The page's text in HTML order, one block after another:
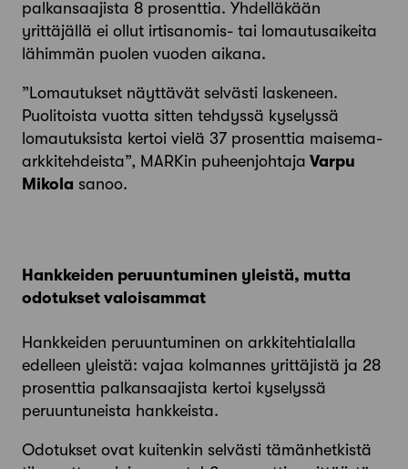
palkansaajista 8 prosenttia. Yhdelläkään
yrittäjällä ei ollut irtisanomis- tai lomautusaikeita
lähimmän puolen vuoden aikana.
”Lomautukset näyttävät selvästi laskeneen.
Puolitoista vuotta sitten tehdyssä kyselyssä
lomautuksista kertoi vielä 37 prosenttia maisema-
arkkitehdeista”, MARKin puheenjohtaja Varpu
Mikola sanoo.
Hankkeiden peruuntuminen yleistä, mutta
odotukset valoisammat
Hankkeiden peruuntuminen on arkkitehtialalla
edelleen yleistä: vajaa kolmannes yrittäjistä ja 28
prosenttia palkansaajista kertoi kyselyssä
peruuntuneista hankkeista.
Odotukset ovat kuitenkin selvästi tämänhetkistä